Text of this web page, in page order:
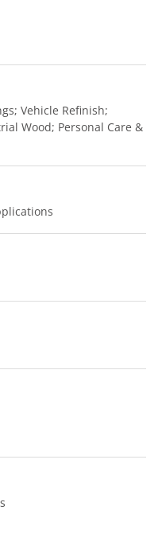
Vehicle Refinish;
Wood; Personal Care &